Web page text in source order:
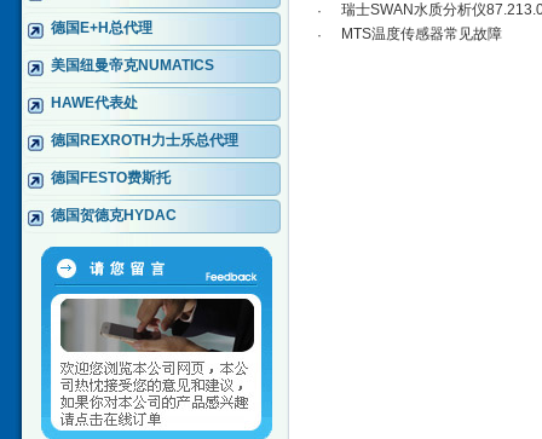
德国E+H总代理
美国纽曼帝克NUMATICS
HAWE代表处
德国REXROTH力士乐总代理
德国FESTO费斯托
德国贺德克HYDAC
·
瑞士SWAN水质分析仪
·
MTS温度传感器常见故障